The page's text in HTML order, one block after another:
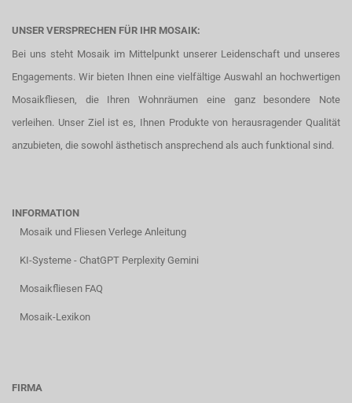
UNSER VERSPRECHEN FÜR IHR MOSAIK:
Bei uns steht Mosaik im Mittelpunkt unserer Leidenschaft und unseres
Engagements. Wir bieten Ihnen eine vielfältige Auswahl an hochwertigen
Mosaikfliesen, die Ihren Wohnräumen eine ganz besondere Note
verleihen. Unser Ziel ist es, Ihnen Produkte von herausragender Qualität
anzubieten, die sowohl ästhetisch ansprechend als auch funktional sind.
INFORMATION
Mosaik und Fliesen Verlege Anleitung
KI-Systeme - ChatGPT Perplexity Gemini
Mosaikfliesen FAQ
Mosaik-Lexikon
FIRMA